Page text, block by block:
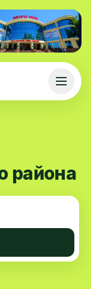
района